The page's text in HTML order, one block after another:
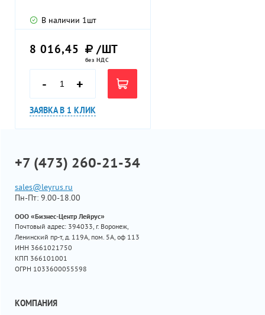
В наличии 1шт
8 016,45 /ШТ
без НДС
- +
ЗАЯВКА В 1 КЛИК
+7 (473) 260-21-34
sales@leyrus.ru
Пн-Пт: 9.00-18.00
ООО «Бизнес-Центр Лейрус»
Почтовый адрес: 394033, г. Воронеж,
Ленинский пр-т, д. 119А, пом. 5А, оф 113
ИНН 3661021750
КПП 366101001
ОГРН 1033600055598
КОМПАНИЯ